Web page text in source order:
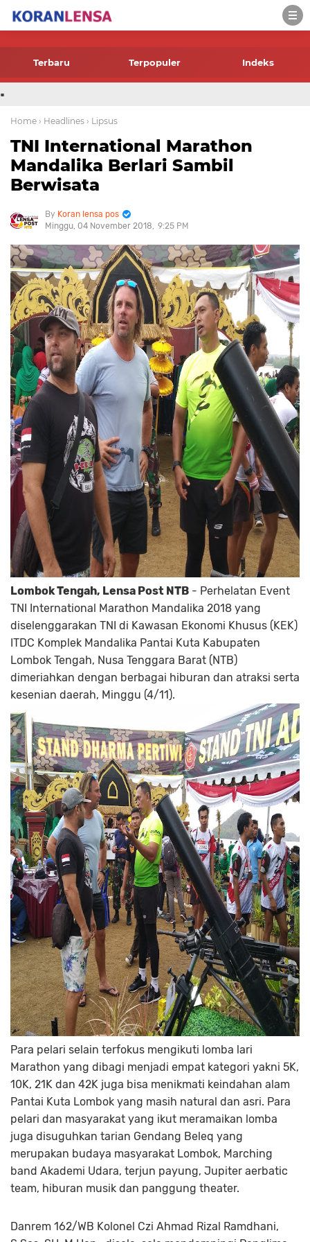
-->
Terbaru Terpopuler Indeks
.
Home › Headlines › Lipsus
TNI International Marathon
Mandalika Berlari Sambil
Berwisata
Koran lensa pos
Minggu, 04 November 2018
9:25 PM
Lombok Tengah, Lensa Post NTB - Perhelatan Event
TNI International Marathon Mandalika 2018 yang
diselenggarakan TNI di Kawasan Ekonomi Khusus (KEK)
ITDC Komplek Mandalika Pantai Kuta Kabupaten
Lombok Tengah, Nusa Tenggara Barat (NTB)
dimeriahkan dengan berbagai hiburan dan atraksi serta
kesenian daerah, Minggu (4/11).
Para pelari selain terfokus mengikuti lomba lari
Marathon yang dibagi menjadi empat kategori yakni 5K,
10K, 21K dan 42K juga bisa menikmati keindahan alam
Pantai Kuta Lombok yang masih natural dan asri. Para
pelari dan masyarakat yang ikut meramaikan lomba
juga disuguhkan tarian Gendang Beleq yang
merupakan budaya masyarakat Lombok, Marching
band Akademi Udara, terjun payung, Jupiter aerbatic
team, hiburan musik dan panggung theater.
Danrem 162/WB Kolonel Czi Ahmad Rizal Ramdhani,